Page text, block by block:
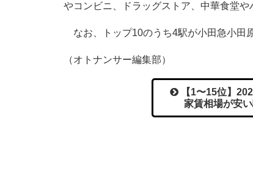
やコンビニ、ドラッグストア、中華食堂
なお、トップ10のうち4駅が小田急小田
（オトナンサー編集部）
【1〜15位】
家賃相場が安